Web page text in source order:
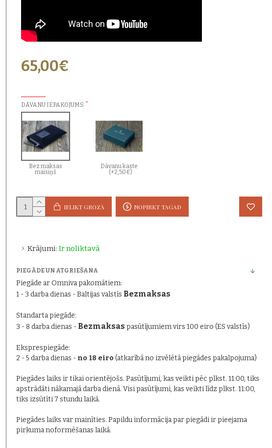
Krājumi: Ir noliktavā
65,00€
DĀVANU IEPAKOJUMS
Bez maksas
maisiņš
Dāvanu kaste
(+2,50€)
IELIKT GROZĀ NOPIRKT TAGAD
PIEGĀDE UN ATGRIEŠANA
Piegāde ar Omniva pakomātiem:
1 - 3 darba dienas - Baltijas valstīs Bezmaksas
Standarta piegāde:
3 - 8 darba dienas - Bezmaksas pasūtījumiem virs 100 eiro (ES valstīs)
Eksprespiegāde:
2 - 5 darba dienas - no 18 eiro (atkarībā no izvēlētā piegādes pakalpojuma)
Piegādes laiks ir tikai orientējošs. Pasūtījumi, kas veikti pēc plkst. 11:00, tiks
apstrādāti nākamajā darba dienā. Visi pasūtījumi, kas veikti līdz plkst. 11:00,
tiks izsūtīti 7 stundu laikā.
Piegādes laiks var mainīties. Papildu informācija par piegādi ir pieejama
pirkuma noformēšanas laikā.